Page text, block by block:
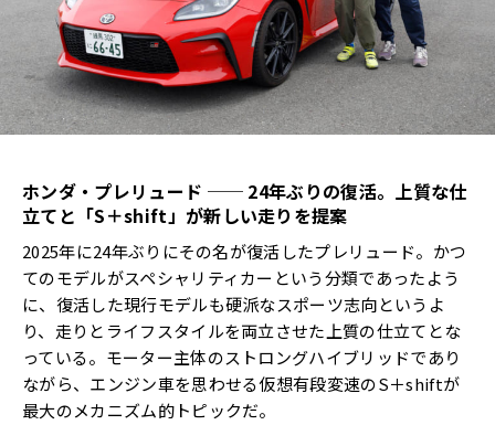
ホンダ・プレリュード ── 24年ぶりの復活。上質な仕
立てと「S＋shift」が新しい走りを提案
2025年に24年ぶりにその名が復活したプレリュード。かつ
てのモデルがスペシャリティカーという分類であったよう
に、復活した現行モデルも硬派なスポーツ志向というよ
り、走りとライフスタイルを両立させた上質の仕立てとな
っている。モーター主体のストロングハイブリッドであり
ながら、エンジン車を思わせる仮想有段変速のS＋shiftが
最大のメカニズム的トピックだ。